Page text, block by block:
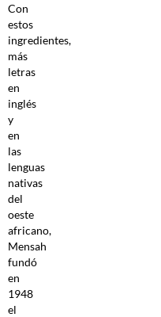
Con
estos
ingredientes,
más
letras
en
inglés
y
en
las
lenguas
nativas
del
oeste
africano,
Mensah
fundó
en
1948
el